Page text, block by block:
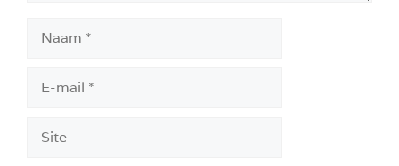
mail